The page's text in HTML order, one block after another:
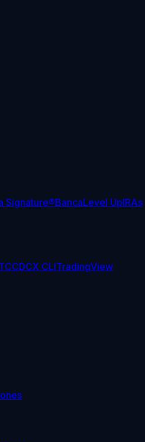
Signature®BancaLevel UpIRAs
CDCX CLITradingView